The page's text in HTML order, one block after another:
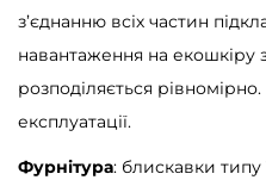
з’єднанню всіх частин
навантаження на екошкіру
розподіляється
експлуатації.
Фурнітура: блискавки типу